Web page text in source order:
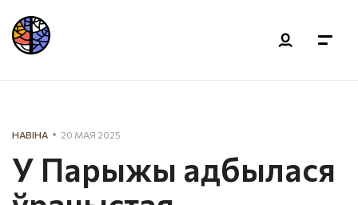
НАВІНА 20 МАЯ 2025
У Парыжы адбылася